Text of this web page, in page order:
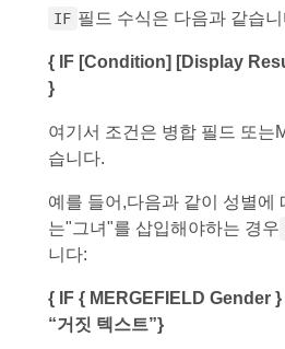
IF 필드 수식은 다음과 같습니
{ IF [Condition] [Display
}
여기서 조건은 병합 필드 또는
습니다.
예를 들어,다음과 같이 성별에
는"그녀"를 삽입해야하는 경우
니다:
{ IF { MERGEFIELD Gender }
“거짓 텍스트”}